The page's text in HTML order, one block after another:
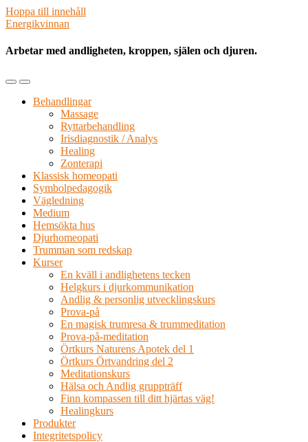
Hoppa till innehåll
Energikvinnan
Arbetar med andligheten, kroppen, själen och djuren.
Slå
mobilmenyn
Slå
på/av
sökfältet
Behandlingar
Massage
Ryttarbehandling
Irisdiagnostik / Analys
Healing
Zonterapi
Klassisk homeopati
Symbolpedagogik
Vägledning
Medium
Hemsökta hus
Djurhomeopati
Trumman som redskap
Kurser
En kväll i andlighetens tecken
Helgkurs i djurkommunikation
Andlig & personlig utvecklingskurs
Prova-på
En magisk trumresa & trummeditation
Prova-på-meditation
Örtkurs Naturens Apotek del 1
Örtkurs Örtvandring del 2
Meditationskurs
Hälsa och Andlig gruppträff
Finn kompassen till ditt hjärtas väg!
Healingkurs
Produkter
Integritetspolicy